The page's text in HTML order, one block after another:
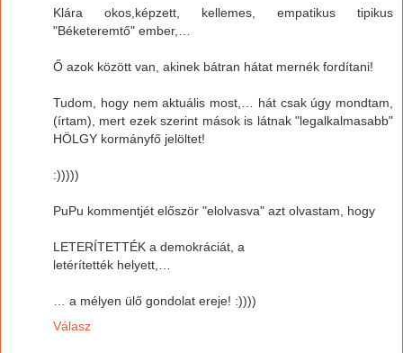
Klára okos,képzett, kellemes, empatikus tipikus
"Béketeremtő" ember,…
Ő azok között van, akinek bátran hátat mernék fordítani!
Tudom, hogy nem aktuális most,… hát csak úgy mondtam,
(írtam), mert ezek szerint mások is látnak "legalkalmasabb"
HÖLGY kormányfő jelöltet!
:)))))
PuPu kommentjét először "elolvasva" azt olvastam, hogy
LETERÍTETTÉK a demokráciát, a
letérítették helyett,…
… a mélyen ülő gondolat ereje! :))))
Válasz